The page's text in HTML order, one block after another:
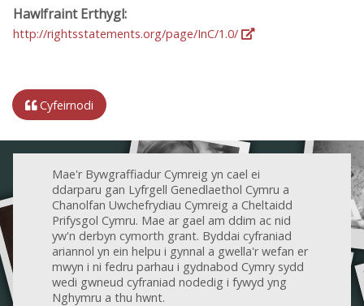
Hawlfraint Erthygl:
http://rightsstatements.org/page/InC/1.0/
Cyfeirnodi
Mae'r Bywgraffiadur Cymreig yn cael ei
ddarparu gan Lyfrgell Genedlaethol Cymru a
Chanolfan Uwchefrydiau Cymreig a Cheltaidd
Prifysgol Cymru. Mae ar gael am ddim ac nid
yw'n derbyn cymorth grant. Byddai cyfraniad
ariannol yn ein helpu i gynnal a gwella'r wefan er
mwyn i ni fedru parhau i gydnabod Cymry sydd
wedi gwneud cyfraniad nodedig i fywyd yng
Nghymru a thu hwnt.